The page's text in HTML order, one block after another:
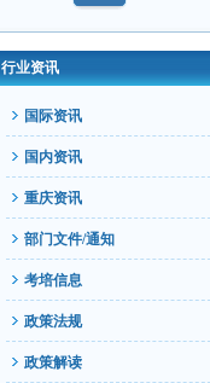
行业资讯
国际资讯
国内资讯
重庆资讯
部门文件/通知
考培信息
政策法规
政策解读